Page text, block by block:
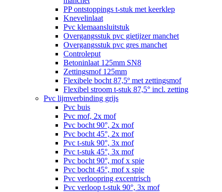
PP ontstoppings t-stuk met keerklep
Knevelinlaat
Pvc klemaansluitstuk
Overgangsstuk pvc gietijzer manchet
Overgangsstuk pvc gres manchet
Controleput
Betoninlaat 125mm SN8
Zettingsmof 125mm
Flexibele bocht 87,5º met zettingsmof
Flexibel stroom t-stuk 87,5° incl. zetting
Pvc lijmverbinding grijs
Pvc buis
Pvc mof, 2x mof
Pvc bocht 90°, 2x mof
Pvc bocht 45°, 2x mof
Pvc t-stuk 90°, 3x mof
Pvc t-stuk 45°, 3x mof
Pvc bocht 90°, mof x spie
Pvc bocht 45°, mof x spie
Pvc verloopring excentrisch
Pvc verloop t-stuk 90°, 3x mof